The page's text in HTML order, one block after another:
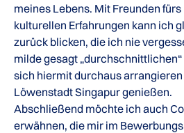
meines Lebens. Mit Freunden
kulturellen Erfahrungen kann ich
zurück blicken, die ich nie
milde gesagt
sich hiermit durchaus arrangieren
Löwenstadt Singapur genießen.
Abschließend möchte ich auch
erwähnen, die mir im